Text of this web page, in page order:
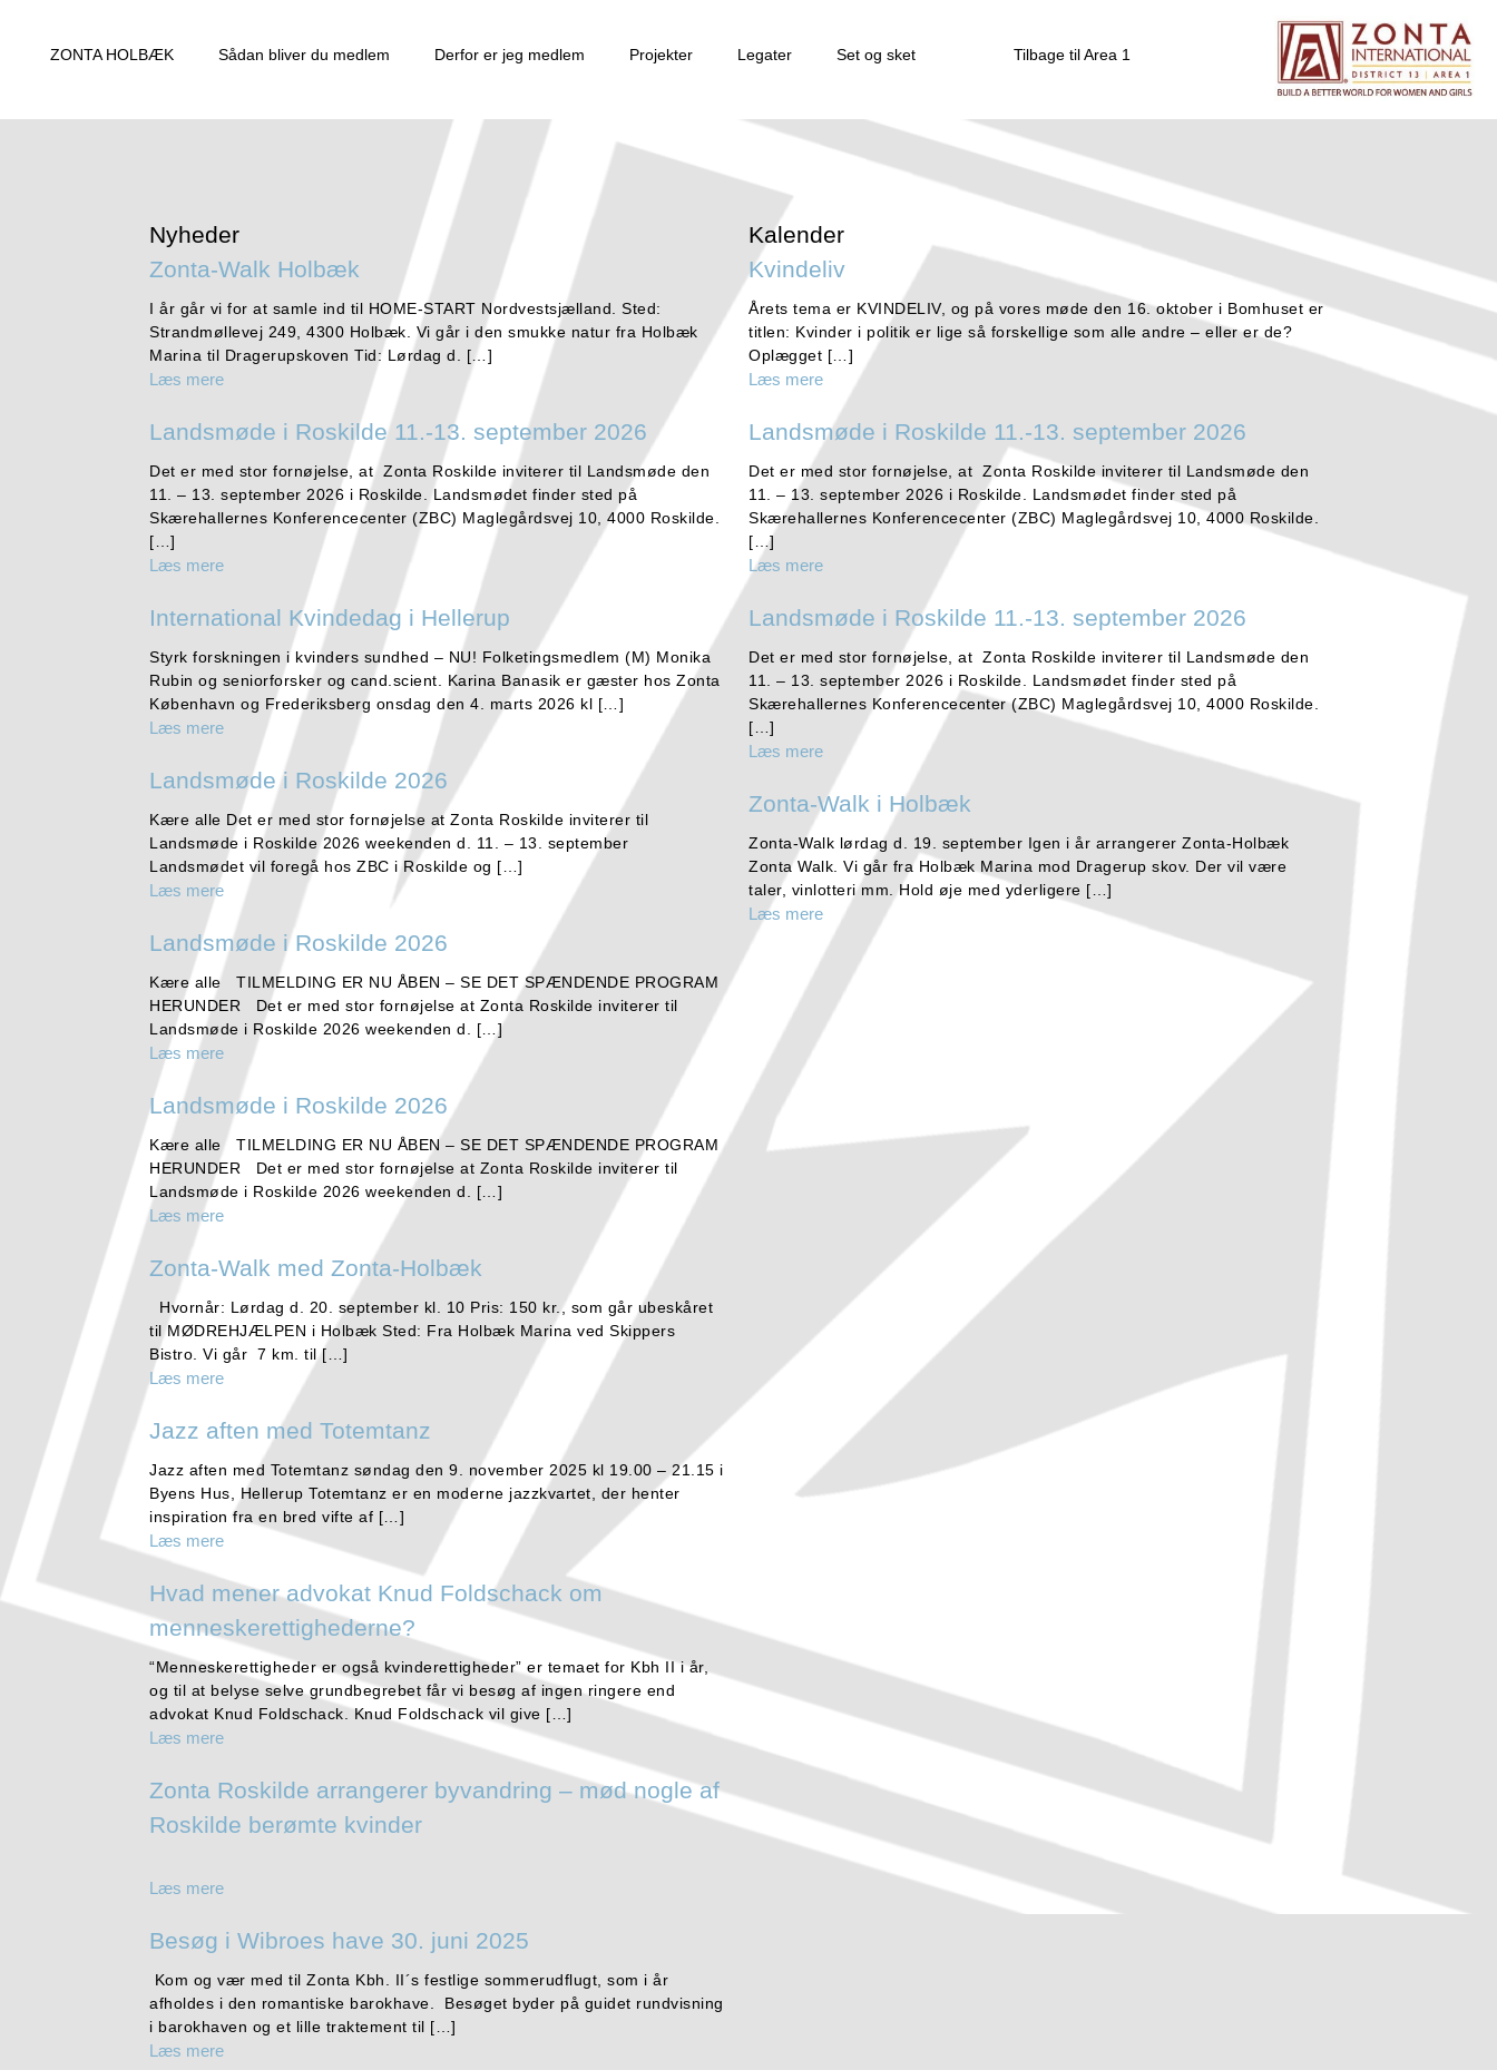
ZONTA HOLBÆK Sådan bliver du medlem Derfor er jeg medlem Projekter Legater Set og sket Tilbage til Area 1
Nyheder
Zonta-Walk Holbæk
I år går vi for at samle ind til HOME-START Nordvestsjælland. Sted:
Strandmøllevej 249, 4300 Holbæk. Vi går i den smukke natur fra Holbæk
Marina til Dragerupskoven Tid: Lørdag d. […]
Læs mere
Landsmøde i Roskilde 11.-13. september 2026
Det er med stor fornøjelse, at Zonta Roskilde inviterer til Landsmøde den
11. – 13. september 2026 i Roskilde. Landsmødet finder sted på
Skærehallernes Konferencecenter (ZBC) Maglegårdsvej 10, 4000 Roskilde.
[…]
Læs mere
International Kvindedag i Hellerup
Styrk forskningen i kvinders sundhed – NU! Folketingsmedlem (M) Monika
Rubin og seniorforsker og cand.scient. Karina Banasik er gæster hos Zonta
København og Frederiksberg onsdag den 4. marts 2026 kl […]
Læs mere
Landsmøde i Roskilde 2026
Kære alle Det er med stor fornøjelse at Zonta Roskilde inviterer til
Landsmøde i Roskilde 2026 weekenden d. 11. – 13. september
Landsmødet vil foregå hos ZBC i Roskilde og […]
Læs mere
Landsmøde i Roskilde 2026
Kære alle TILMELDING ER NU ÅBEN – SE DET SPÆNDENDE PROGRAM
HERUNDER Det er med stor fornøjelse at Zonta Roskilde inviterer til
Landsmøde i Roskilde 2026 weekenden d. […]
Læs mere
Landsmøde i Roskilde 2026
Kære alle TILMELDING ER NU ÅBEN – SE DET SPÆNDENDE PROGRAM
HERUNDER Det er med stor fornøjelse at Zonta Roskilde inviterer til
Landsmøde i Roskilde 2026 weekenden d. […]
Læs mere
Zonta-Walk med Zonta-Holbæk
Hvornår: Lørdag d. 20. september kl. 10 Pris: 150 kr., som går ubeskåret
til MØDREHJÆLPEN i Holbæk Sted: Fra Holbæk Marina ved Skippers
Bistro. Vi går 7 km. til […]
Læs mere
Jazz aften med Totemtanz
Jazz aften med Totemtanz søndag den 9. november 2025 kl 19.00 – 21.15 i
Byens Hus, Hellerup Totemtanz er en moderne jazzkvartet, der henter
inspiration fra en bred vifte af […]
Læs mere
Hvad mener advokat Knud Foldschack om
menneskerettighederne?
“Menneskerettigheder er også kvinderettigheder” er temaet for Kbh II i år,
og til at belyse selve grundbegrebet får vi besøg af ingen ringere end
advokat Knud Foldschack. Knud Foldschack vil give […]
Læs mere
Zonta Roskilde arrangerer byvandring – mød nogle af
Roskilde berømte kvinder
Læs mere
Besøg i Wibroes have 30. juni 2025
Kom og vær med til Zonta Kbh. II´s festlige sommerudflugt, som i år
afholdes i den romantiske barokhave. Besøget byder på guidet rundvisning
i barokhaven og et lille traktement til […]
Læs mere
Kalender
Kvindeliv
Årets tema er KVINDELIV, og på vores møde den 16. oktober i Bomhuset er
titlen: Kvinder i politik er lige så forskellige som alle andre – eller er de?
Oplægget […]
Læs mere
Landsmøde i Roskilde 11.-13. september 2026
Det er med stor fornøjelse, at Zonta Roskilde inviterer til Landsmøde den
11. – 13. september 2026 i Roskilde. Landsmødet finder sted på
Skærehallernes Konferencecenter (ZBC) Maglegårdsvej 10, 4000 Roskilde.
[…]
Læs mere
Landsmøde i Roskilde 11.-13. september 2026
Det er med stor fornøjelse, at Zonta Roskilde inviterer til Landsmøde den
11. – 13. september 2026 i Roskilde. Landsmødet finder sted på
Skærehallernes Konferencecenter (ZBC) Maglegårdsvej 10, 4000 Roskilde.
[…]
Læs mere
Zonta-Walk i Holbæk
Zonta-Walk lørdag d. 19. september Igen i år arrangerer Zonta-Holbæk
Zonta Walk. Vi går fra Holbæk Marina mod Dragerup skov. Der vil være
taler, vinlotteri mm. Hold øje med yderligere […]
Læs mere